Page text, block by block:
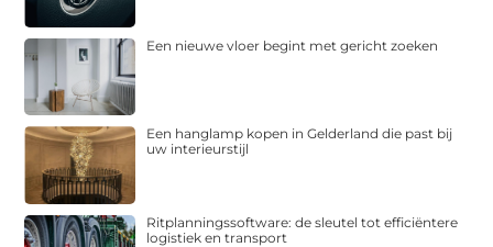
Een nieuwe vloer begint met gericht zoeken
Een hanglamp kopen in Gelderland die past bij
uw interieurstijl
Ritplanningssoftware: de sleutel tot efficiëntere
logistiek en transport